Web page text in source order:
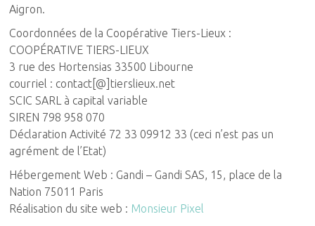
Aigron.
Coordonnées de la Coopérative Tiers-Lieux :
COOPÉRATIVE TIERS-LIEUX
3 rue des Hortensias 33500 Libourne
courriel : contact[@]tierslieux.net
SCIC SARL à capital variable
SIREN 798 958 070
Déclaration Activité 72 33 09912 33 (ceci n’est pas un
agrément de l’Etat)
Hébergement Web : Gandi – Gandi SAS, 15, place de la
Nation 75011 Paris
Réalisation du site web : Monsieur Pixel